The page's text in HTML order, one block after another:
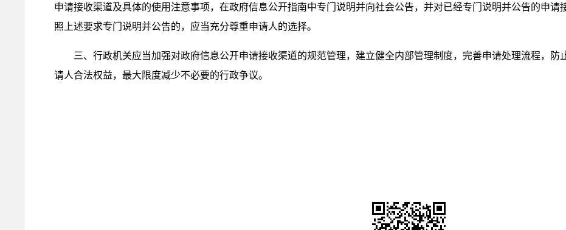
申请接收渠道及具体的使用注意事项，在政府信息公开指南中专门说明并向社会公告，并对已经专门说明并公告的申
照上述要求专门说明并公告的，应当充分尊重申请人的选择。
三、行政机关应当加强对政府信息公开申请接收渠道的规范管理，建立健全内部管理制度，完善申请处理流程，
请人合法权益，最大限度减少不必要的行政争议。